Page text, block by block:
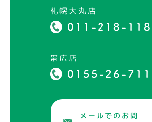
札幌大丸店
011-218-
帯広店
0155-26-
メールでのお問